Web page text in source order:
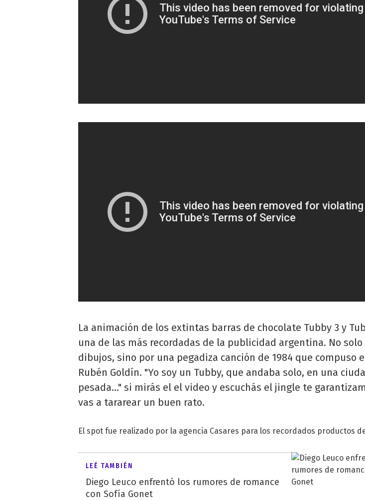
La animación de los extintas barras de chocolate Tubby 3 y
una de las más recordadas de la publicidad argentina. No
dibujos, sino por una pegadiza canción de 1984 que compuso
Rubén Goldín. "Yo soy un Tubby, que andaba solo, en una
pesada..." si mirás el el video y escuchás el jingle te
vas a tararear un buen rato.
El spot fue realizado por la agencia Casares para los recordados productos
LEÉ TAMBIÉN
Diego Leuco enfrentó los rumores de romance
con Sofía Gonet